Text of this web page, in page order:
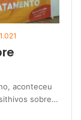
1.021
aconteceu
sobre…